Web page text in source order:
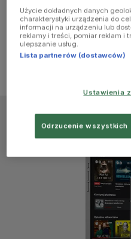
more
information)
Użycie dokładnych danych
charakterystyki urządzenia do
informacji na urządzeniu lub
reklamy i treści, pomiar reklam i
ulepszanie usług.
Lista partnerów (dostawców)
Ustawienia
Odrzucenie wszystkich